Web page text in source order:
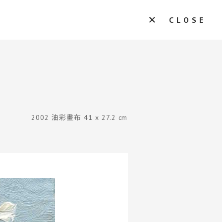
CLOSE
2002 油彩畫布 41 x 27.2 cm